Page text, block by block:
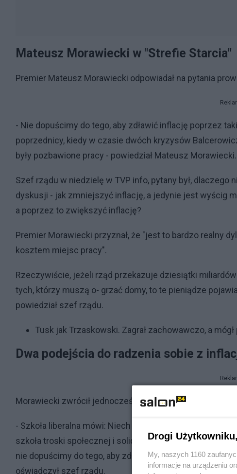
Mateusz Morawiecki w "Strefie Starcia"
Premier Mateusz Morawiecki odpowiadał na pytania
- Nie dopuścimy do tego, aby zdławić inflację poprzez
poprzednicy, kiedy w czasie dwóch kryzysów
były pozbawione pracy - powiedział Mateusz Morawiecki.
Szef rządu w niedzielę w TVP info, pytany był,
dyskusji - jak zmniejszyć inflację, a jedynie jest wyścig
a poprzez to zwiększyć inflację?
Premier Morawiecki przyznał, że "jest to bardzo realny
kosztem miejsc pracy".
Rzeczywiście, jeżeli rząd przekazuje dziesiątki
tych, którzy muszą o- grzać domy, to te pieniądze
powiedział szef rządu.
Tusk jak Trzaskowski. Zagrał zachowawczo, a
Dwa podejścia do radzenia sobie z
Morawiecki zwrócił jednocześnie uwagę, że są dwa
- Szkoła liberalna mówi: Niech ludzi sami poradzą sobie
szkoła troski społecznej i solidarności, którą
nie dopuścimy do tego, aby zdławić inflację poprzez
oświadczył szef rządu.
Drogi Użytkowniku,
My, naszych 1160
informacje na urządzeniu